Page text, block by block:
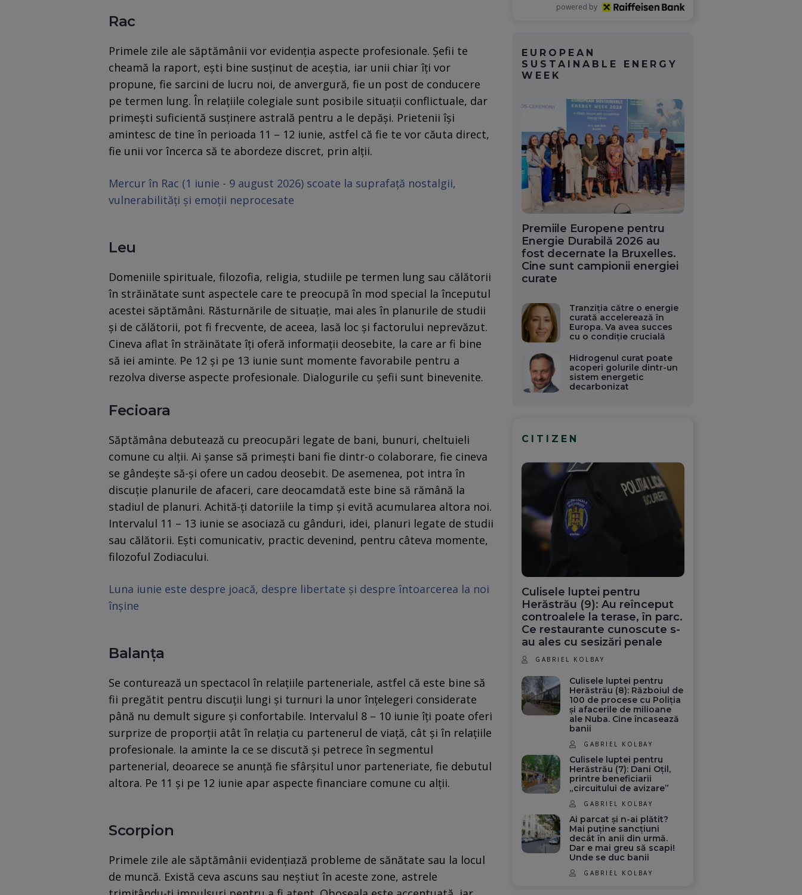
Rac
Primele zile ale săptămânii vor evidenția aspecte profesionale. Șefii te
cheamă la raport, ești bine susținut de aceștia, iar unii chiar îți vor
propune, fie sarcini de lucru noi, de anvergură, fie un post de conducere
pe termen lung. În relațiile colegiale sunt posibile situaţii conflictuale, dar
primești suficientă susţinere astrală pentru a le depăşi. Prietenii își
amintesc de tine în perioada 11 – 12 iunie, astfel că fie te vor căuta direct,
fie unii vor încerca să te abordeze discret, prin alții.
Mercur în Rac (1 iunie - 9 august 2026) scoate la suprafață nostalgii,
vulnerabilități și emoții neprocesate
Leu
Domeniile spirituale, filozofia, religia, studiile pe termen lung sau călătorii
în străinătate sunt aspectele care te preocupă în mod special la începutul
acestei săptămâni. Răsturnările de situație, mai ales în planurile de studii
și de călătorii, pot fi frecvente, de aceea, lasă loc și factorului neprevăzut.
Cineva aflat în străinătate îți oferă informații deosebite, la care ar fi bine
să iei aminte. Pe 12 și pe 13 iunie sunt momente favorabile pentru a
rezolva diverse aspecte profesionale. Dialogurile cu șefii sunt binevenite.
Fecioara
Săptămâna debutează cu preocupări legate de bani, bunuri, cheltuieli
comune cu alții. Ai șanse să primești bani fie dintr-o colaborare, fie cineva
se gândește să-și ofere un cadou deosebit. De asemenea, pot intra în
discuție planurile de afaceri, care deocamdată este bine să rămână la
stadiul de planuri. Achită-ți datoriile la timp și evită acumularea altora noi.
Intervalul 11 – 13 iunie se asociază cu gânduri, idei, planuri legate de studii
sau călătorii. Ești comunicativ, practic devenind, pentru câteva momente,
filozoful Zodiacului.
Luna iunie este despre joacă, despre libertate și despre întoarcerea la noi
înșine
Balanţa
Se conturează un spectacol în relațiile parteneriale, astfel că este bine să
fii pregătit pentru discuții lungi și turnuri la unor înțelegeri considerate
până nu demult sigure și confortabile. Intervalul 8 – 10 iunie îți poate oferi
surprize de proporții atât în relația cu partenerul de viață, cât și în relațiile
profesionale. Ia aminte la ce se discută și petrece în segmentul
partenerial, deoarece se anunță fie sfârșitul unor parteneriate, fie debutul
altora. Pe 11 și pe 12 iunie apar aspecte financiare comune cu alții.
Scorpion
Primele zile ale săptămânii evidențiază probleme de sănătate sau la locul
de muncă. Există ceva ascuns sau neştiut în aceste zone, astrele
powered by
EUROPEAN
SUSTAINABLE ENERGY
WEEK
Premiile Europene pentru
Energie Durabilă 2026 au
fost decernate la Bruxelles.
Cine sunt campionii energiei
curate
Tranziția către o energie
curată accelerează în
Europa. Va avea succes
cu o condiție crucială
Hidrogenul curat poate
acoperi golurile dintr-un
sistem energetic
decarbonizat
CITIZEN
Culisele luptei pentru
Herăstrău (9): Au reînceput
controalele la terase, în parc.
Ce restaurante cunoscute s-
au ales cu sesizări penale
GABRIEL KOLBAY
Culisele luptei pentru
Herăstrău (8): Războiul de
100 de procese cu Poliția
și afacerile de milioane
ale Nuba. Cine încasează
banii
GABRIEL KOLBAY
Culisele luptei pentru
Herăstrău (7): Dani Oțil,
printre beneficiarii
„circuitului de avizare”
GABRIEL KOLBAY
Ai parcat și n-ai plătit?
Mai puține sancțiuni
decât în anii din urmă.
Dar e mai greu să scapi!
Unde se duc banii
GABRIEL KOLBAY